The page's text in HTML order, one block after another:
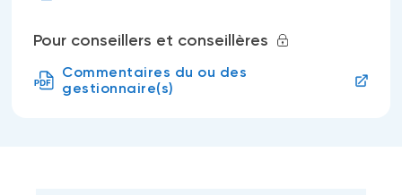
Pour conseillers et conseillères
Commentaires du ou des
gestionnaire(s)